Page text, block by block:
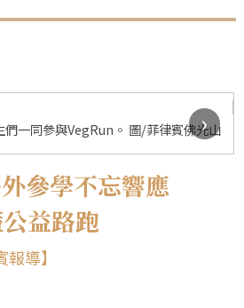
們一同參與VegRun。 圖/菲律賓佛光山
›
參學不忘響應
益路跑
導】